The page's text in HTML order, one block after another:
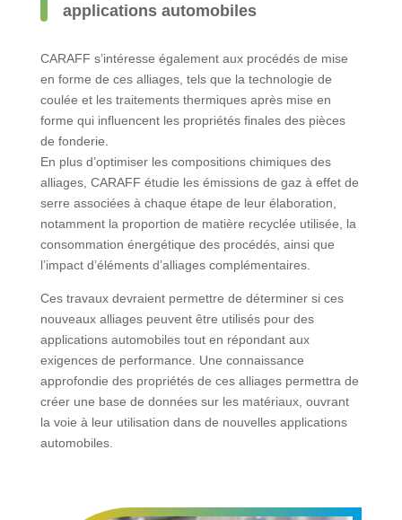
applications automobiles
CARAFF s’intéresse également aux procédés de mise
en forme de ces alliages, tels que la technologie de
coulée et les traitements thermiques après mise en
forme qui influencent les propriétés finales des pièces
de fonderie.
En plus d’optimiser les compositions chimiques des
alliages, CARAFF étudie les émissions de gaz à effet de
serre associées à chaque étape de leur élaboration,
notamment la proportion de matière recyclée utilisée, la
consommation énergétique des procédés, ainsi que
l’impact d’éléments d’alliages complémentaires.
Ces travaux devraient permettre de déterminer si ces
nouveaux alliages peuvent être utilisés pour des
applications automobiles tout en répondant aux
exigences de performance. Une connaissance
approfondie des propriétés de ces alliages permettra de
créer une base de données sur les matériaux, ouvrant
la voie à leur utilisation dans de nouvelles applications
automobiles.